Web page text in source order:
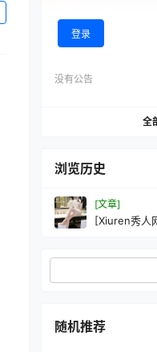
登录
没有公告
全
浏览历史
[文章]
[Xiuren秀人
随机推荐